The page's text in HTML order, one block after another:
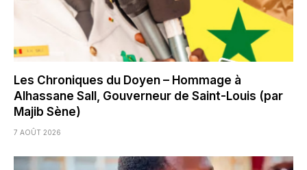
Les Chroniques du Doyen – Hommage à
Alhassane Sall, Gouverneur de Saint-Louis (par
Majib Sène)
7 AOÛT 2026